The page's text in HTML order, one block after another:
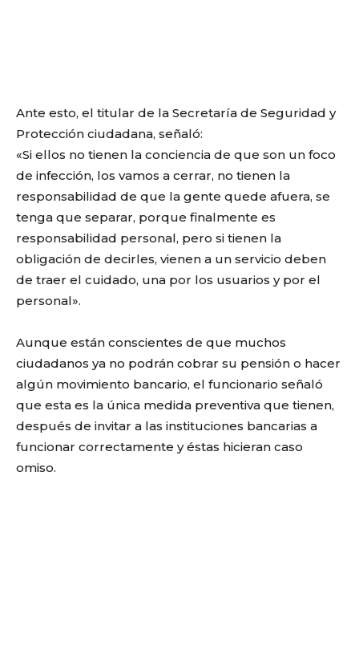
Ante esto, el titular de la Secretaría de Seguridad y
Protección ciudadana, señaló:
«Si ellos no tienen la conciencia de que son un foco
de infección, los vamos a cerrar, no tienen la
responsabilidad de que la gente quede afuera, se
tenga que separar, porque finalmente es
responsabilidad personal, pero si tienen la
obligación de decirles, vienen a un servicio deben
de traer el cuidado, una por los usuarios y por el
personal».
Aunque están conscientes de que muchos
ciudadanos ya no podrán cobrar su pensión o hacer
algún movimiento bancario, el funcionario señaló
que esta es la única medida preventiva que tienen,
después de invitar a las instituciones bancarias a
funcionar correctamente y éstas hicieran caso
omiso.